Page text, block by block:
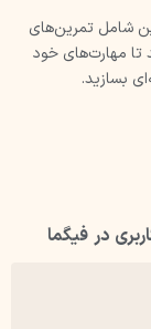
شامل تمرین‌های
مهارت‌های خود
بسازید.
در فیگما